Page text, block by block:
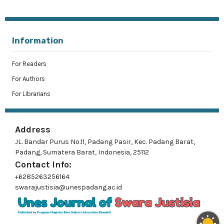
Information
For Readers
For Authors
For Librarians
Address
JL. Bandar Purus No.11, Padang Pasir, Kec. Padang Barat,
Padang, Sumatera Barat, Indonesia, 25112
Contact Info:
+6285263256164
swarajustisia@unespadang.ac.id